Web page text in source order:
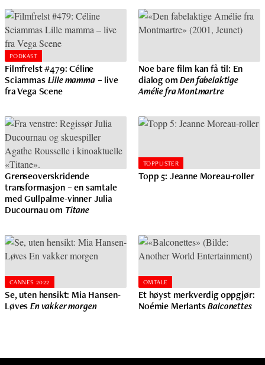
PODKAST
Filmfrelst #479: Céline
SciammasLille mamma– live
fra Vega Scene
Noe bare film kan få til: En
dialog omDen fabelaktige
Amélie fra Montmartre
Grenseoverskridende
transformasjon – en samtale
med Gullpalme-vinner Julia
Ducournau om Titane
TOPPLISTER
Topp 5: Jeanne Moreau-roller
CANNES 2022
Se, uten hensikt: Mia Hansen-
LøvesEn vakker morgen
OMTALE
Et høyst merkverdig oppgjør:
Noémie MerlantsBalconettes